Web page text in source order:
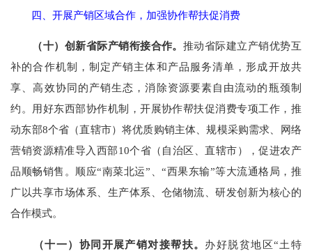
四、开展产销区域合作，加强协作帮扶促消费
（十）创新省际产销衔接合作。 推动省际建立产销优势互
补的合作机制，制定产销主体和产品服务清单，形成开放共
享、高效协同的产销生态，消除资源要素自由流动的瓶颈制
约。用好东西部协作机制，开展协作帮扶促消费专项工作，推
动东部8个省（直辖市）将优质购销主体、规模采购需求、网络
营销资源精准导入西部10个省（自治区、直辖市），促进农产
品顺畅销售。顺应“南菜北运”、“西果东输”等大流通格局，推
广以共享市场体系、生产体系、仓储物流、研发创新为核心的
合作模式。
（十一）协同开展产销对接帮扶。 办好脱贫地区“土特